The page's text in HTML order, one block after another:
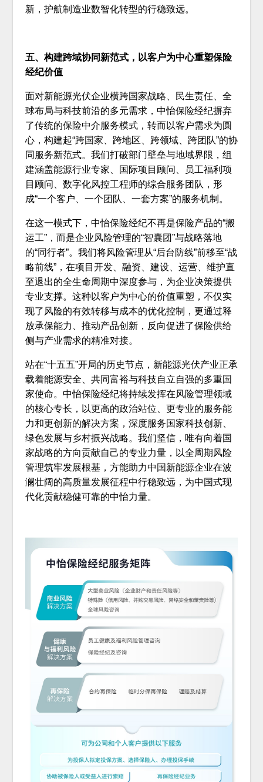
新，护航制造业数智化转型的行稳致远。
五、构建跨域协同新范式，以客户为中心重塑保险
经纪价值
面对新能源光伏企业横跨国家战略、民生责任、全
球布局与科技前沿的多元需求，中怡保险经纪摒弃
了传统的保险中介服务模式，转而以客户需求为圆
心，构建起“跨国家、跨地区、跨领域、跨团队”的协
同服务新范式。我们打破部门壁垒与地域界限，组
建涵盖能源行业专家、国际项目顾问、员工福利项
目顾问、数字化风控工程师的综合服务团队，形
成“一个客户、一个团队、一套方案”的服务机制。
在这一模式下，中怡保险经纪不再是保险产品的“搬
运工”，而是企业风险管理的“智囊团”与战略落地
的“同行者”。我们将风险管理从“后台防线”前移至“战
略前线”，在项目开发、融资、建设、运营、维护直
至退出的全生命周期中深度参与，为企业决策提供
专业支撑。这种以客户为中心的价值重塑，不仅实
现了风险的有效转移与成本的优化控制，更通过释
放承保能力、推动产品创新，反向促进了保险供给
侧与产业需求的精准对接。
站在“十五五”开局的历史节点，新能源光伏产业正承
载着能源安全、共同富裕与科技自立自强的多重国
家使命。中怡保险经纪将持续发挥在风险管理领域
的核心专长，以更高的政治站位、更专业的服务能
力和更创新的解决方案，深度服务国家科技创新、
绿色发展与乡村振兴战略。我们坚信，唯有向着国
家战略的方向贡献自己的专业力量，以全周期风险
管理筑牢发展根基，方能助力中国新能源企业在波
澜壮阔的高质量发展征程中行稳致远，为中国式现
代化贡献稳健可靠的中怡力量。